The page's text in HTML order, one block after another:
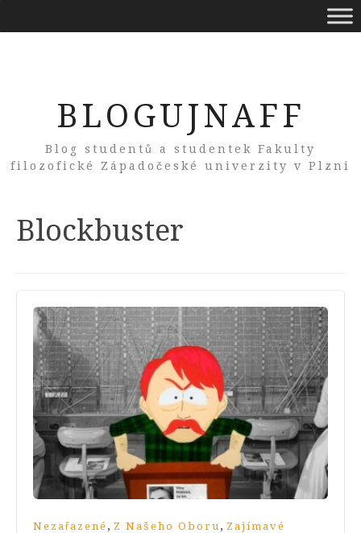
BLOGUJNAFF
Blog studentů a studentek Fakulty
filozofické Západočeské univerzity v Plzni
Tag:
Blockbuster
Nezařazené , Z Našeho Oboru , Zajímavé